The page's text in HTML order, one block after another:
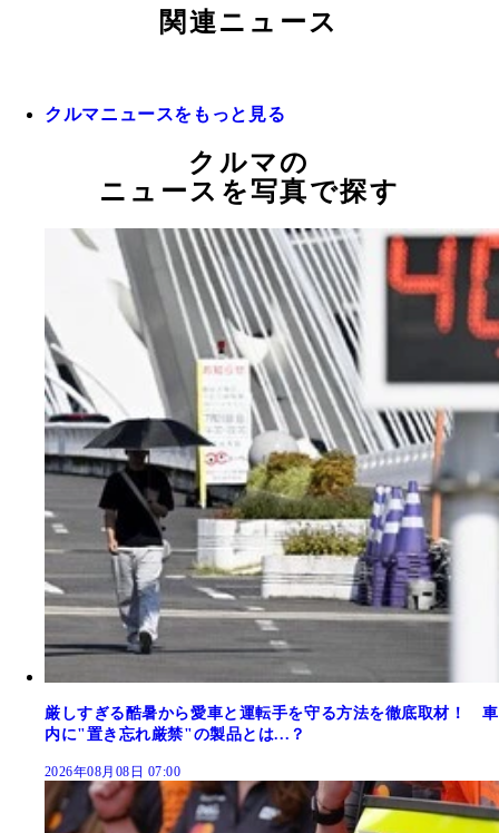
関連ニュース
クルマニュースをもっと見る
クルマの
ニュースを写真で探す
厳しすぎる酷暑から愛車と運転手を守る方法を徹底取材！ 車
内に"置き忘れ厳禁"の製品とは...？
2026年08月08日 07:00